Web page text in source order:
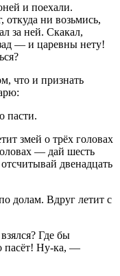
и поехали.
откуда ни возьмись,
за ней. Скакал,
— и царевны нету!
что и признать
пасти.
змей о трёх головах
— дай шесть
двенадцать
долам. Вдруг летит с
Где бы
пасёт! Ну-ка, —